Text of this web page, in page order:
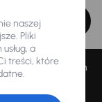
we wszystkich
AUTO”).
pojazdów
naszej
Pliki
a
treści, które